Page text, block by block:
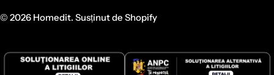
© 2026 Homedit. Susținut de Shopify